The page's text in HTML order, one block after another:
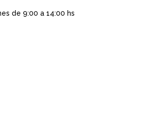
de 9:00 a 14:00 hs